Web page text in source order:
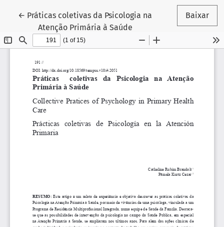
← Voltar aos Detalhes do Artigo
Práticas coletivas da Psicologia na
Atenção Primária à Saúde
Baixar